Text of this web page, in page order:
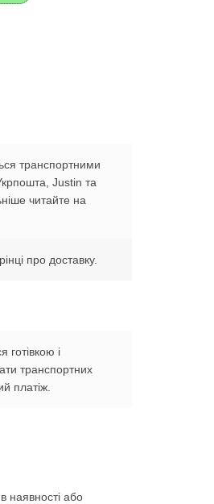
транспортними
Justin та
читайте на
про доставку.
готівкою і
транспортних
платіж.
наявності або